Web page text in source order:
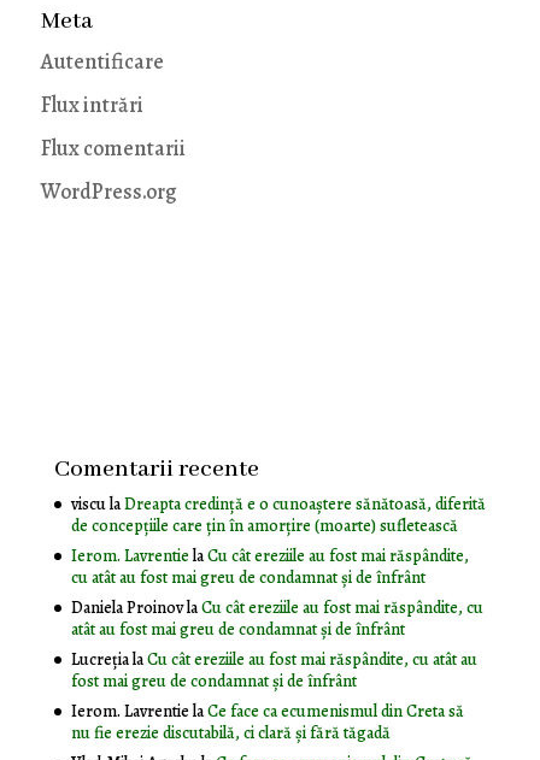
Meta
Autentificare
Flux intrări
Flux comentarii
WordPress.org
Comentarii recente
visculaDreapta credință e o cunoaștere sănătoasă, diferită
de concepțiile care țin în amorțire (moarte) sufletească
Ierom. LavrentielaCu cât ereziile au fost mai răspândite,
cu atât au fost mai greu de condamnat și de înfrânt
Daniela ProinovlaCu cât ereziile au fost mai răspândite, cu
atât au fost mai greu de condamnat și de înfrânt
LucrețialaCu cât ereziile au fost mai răspândite, cu atât au
fost mai greu de condamnat și de înfrânt
Ierom. LavrentielaCe face ca ecumenismul din Creta să
nu fie erezie discutabilă, ci clară și fără tăgadă